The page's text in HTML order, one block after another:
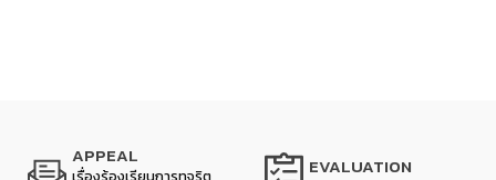
APPEAL EVALUATION